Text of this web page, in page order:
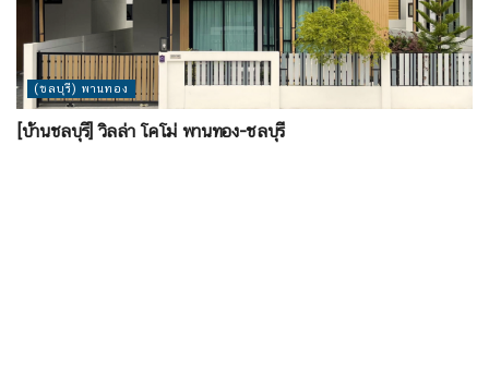
(ชลบุรี) พานทอง
[บ้านชลบุรี] วิลล่า โคโม่ พานทอง-ชลบุรี